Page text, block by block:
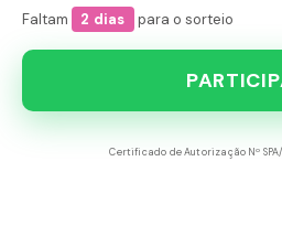
Faltam 2 dias para o sorteio
Certificado de Autorização Nº